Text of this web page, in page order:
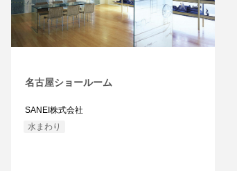
名古屋ショールーム
SANEI株式会社
水まわり